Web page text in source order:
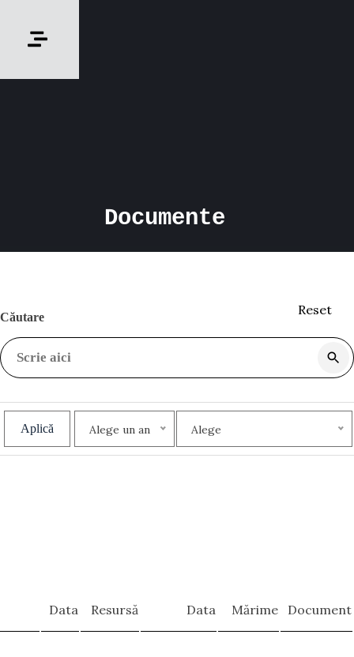
Documente
Căutare Reset
Alege
Alege un an
Aplică
Data Resursă Data Mărime Document